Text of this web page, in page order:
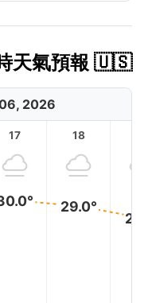
天氣預報 🇺🇸
2026
17 18
29.0°